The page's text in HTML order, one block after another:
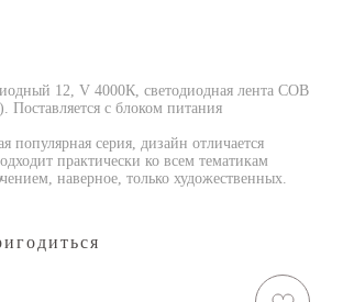
12, V 4000К, светодиодная лента COB
Поставляется с блоком питания
популярная серия, дизайн отличается
практически ко всем тематикам
наверное, только художественных.